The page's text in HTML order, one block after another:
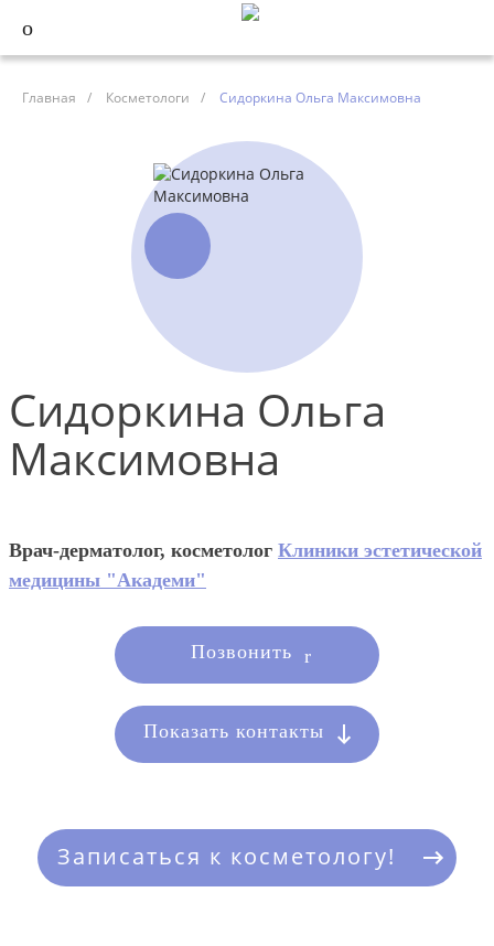
Главная / Косметологи / Сидоркина Ольга Максимовна
Сидоркина Ольга
Максимовна
Врач-дерматолог, косметолог Клиники эстетической
медицины "Академи"
Позвонить
Показать контакты
Записаться к косметологу!